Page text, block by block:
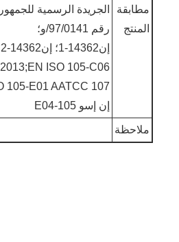
مطابقة
المنتج
الجريدة الرسمية
رقم 97/0141/و؛
ISO 105-C06
إن إسو 105-E04
ملاحظة